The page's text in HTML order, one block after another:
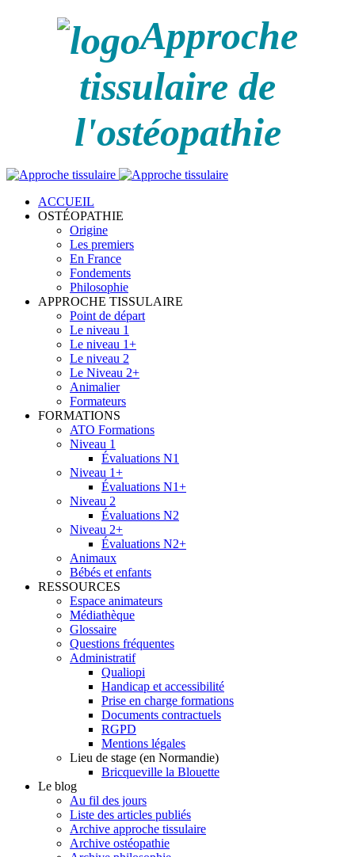
Approche
tissulaire de
l'ostéopathie
ACCUEIL
OSTÉOPATHIE
Origine
Les premiers
En France
Fondements
Philosophie
APPROCHE TISSULAIRE
Point de départ
Le niveau 1
Le niveau 1+
Le niveau 2
Le Niveau 2+
Animalier
Formateurs
FORMATIONS
ATO Formations
Niveau 1
Évaluations N1
Niveau 1+
Évaluations N1+
Niveau 2
Évaluations N2
Niveau 2+
Évaluations N2+
Animaux
Bébés et enfants
RESSOURCES
Espace animateurs
Médiathèque
Glossaire
Questions fréquentes
Administratif
Qualiopi
Handicap et accessibilité
Prise en charge formations
Documents contractuels
RGPD
Mentions légales
Lieu de stage (en Normandie)
Bricqueville la Blouette
Le blog
Au fil des jours
Liste des articles publiés
Archive approche tissulaire
Archive ostéopathie